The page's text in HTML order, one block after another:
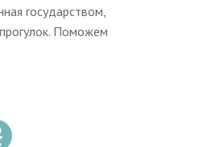
государством,
Поможем